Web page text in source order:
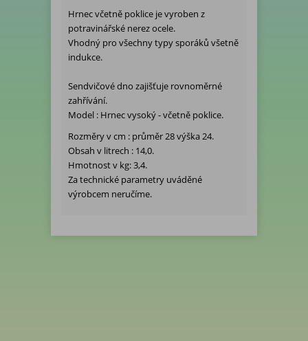
Hrnec včetně poklice je vyroben z
potravinářské nerez ocele.
Vhodný pro všechny typy sporáků všetně
indukce.
Sendvičové dno zajišťuje rovnoměrné
zahřívání.
Model : Hrnec vysoký - včetně poklice.
Rozměry v cm : průměr 28 výška 24.
Obsah v litrech : 14,0.
Hmotnost v kg: 3,4.
Za technické parametry uváděné
výrobcem neručíme.